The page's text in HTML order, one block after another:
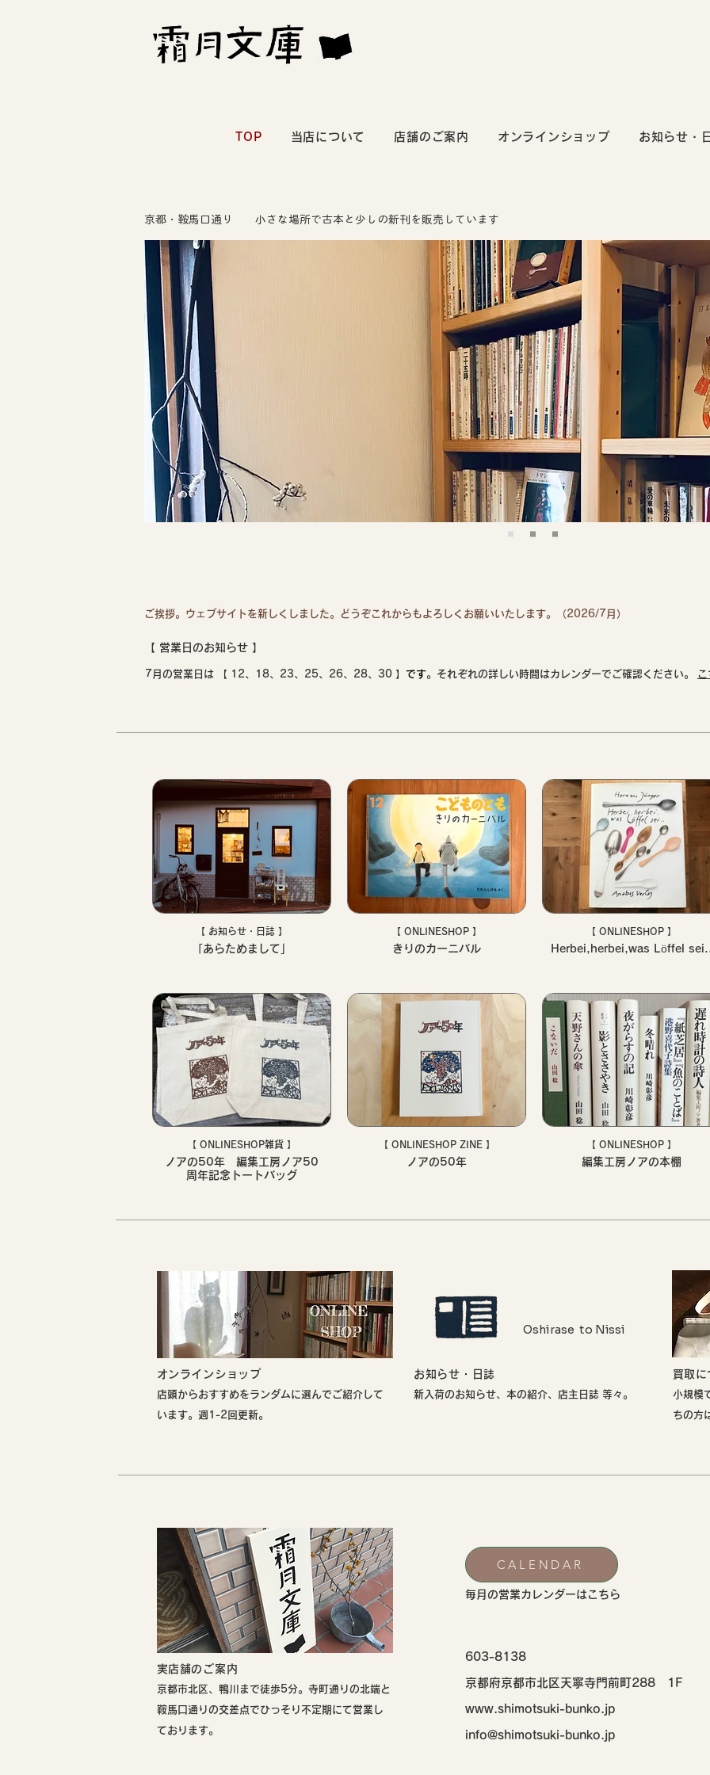
TOP 当店について 店舗のご案内 オンラインショップ お知らせ・
京都・鞍馬口通り 小さな場所で古本と少しの新刊を販売しています
ご挨拶。ウェブサイトを新しくしました。どうぞこれからもよろしくお願いいたします。（2026/7月）
【 ​営業日のお知らせ 】
7月の営業日は 【 12、18、23、25、26、28、30 】 です。それぞれの詳しい時間はカレンダーでご確認ください。
【 お知らせ・日誌 】
「あらためまして」
【 ONLINESHOP 】
きりのカーニバル
【 ONLINESHOP 】
Herbei,herbei,was Löffel
【 ONLINESHOP雑貨 】
ノアの50年 編集工房ノア50
周年記念トートバッグ
【 ONLINESHOP ZINE 】
ノアの50年
【 ONLINESHOP 】
編集工房ノアの本棚
​オンラインショップ
店頭からおすすめをランダムに選んでご紹介して
います。週1-2回更新。
Oshirase to Nissi
お知らせ・日誌
新入荷のお知らせ、本の紹介、店主日誌 等々。
買取
小規模
ちの方
​実店舗のご案内
​京都市北区、鴨川まで徒歩5分。寺町通りの北端と
鞍馬口通りの交差点でひっそり不定期にて営業し
ております。
CALENDAR
​毎月の営業カレンダーはこちら
603-8138
京都府京都市北区天寧寺門前町288 1F
www.shimotsuki-bunko.jp
info@shimotsuki-bunko.jp